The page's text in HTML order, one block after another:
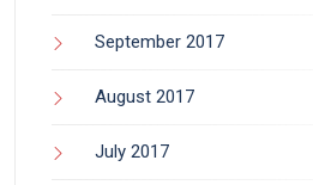
September 2017
August 2017
July 2017